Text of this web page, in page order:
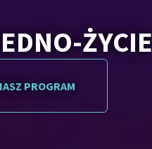
ŻYCIE
PROGRAM